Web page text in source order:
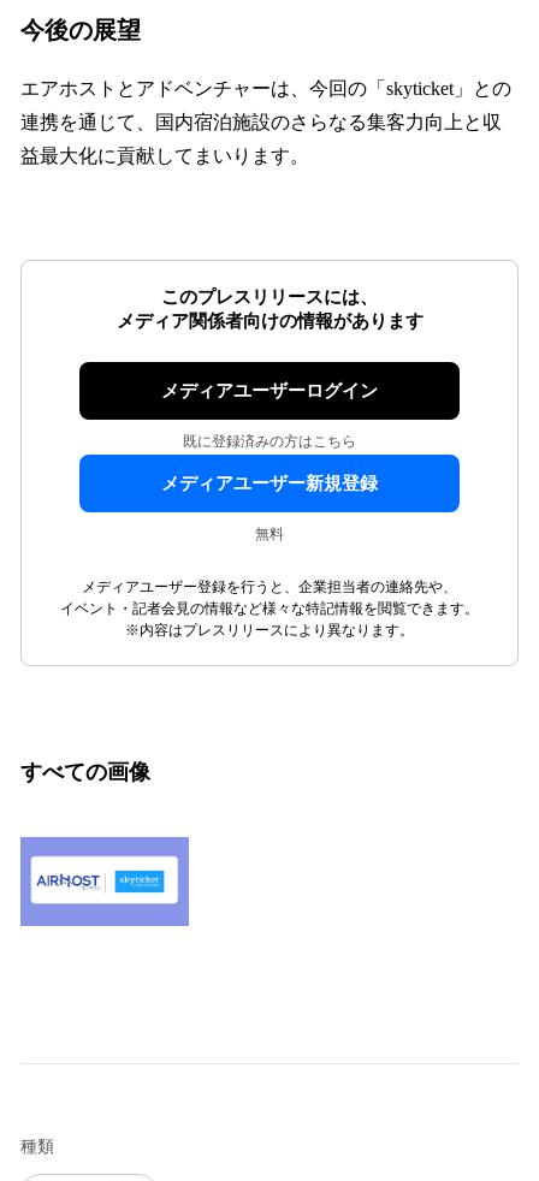
今後の展望
エアホストとアドベンチャーは、今回の「skyticket」との
連携を通じて、国内宿泊施設のさらなる集客力向上と収
益最大化に貢献してまいります。
このプレスリリースには、
メディア関係者向けの情報があります
メディアユーザーログイン
既に登録済みの方はこちら
メディアユーザー新規登録
無料
メディアユーザー登録を行うと、企業担当者の連絡先や、
イベント・記者会見の情報など様々な特記情報を閲覧できます。
※内容はプレスリリースにより異なります。
すべての画像
種類